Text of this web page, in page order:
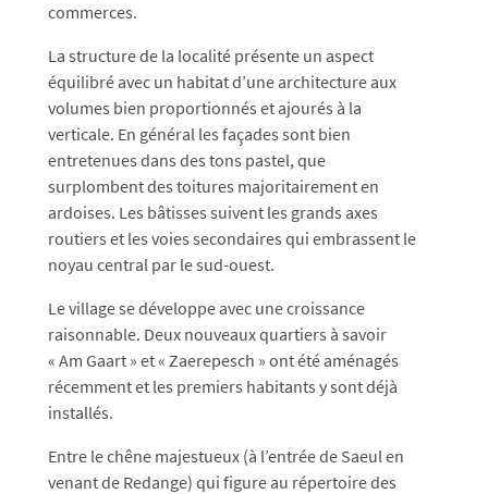
commerces.
La structure de la localité présente un aspect
équilibré avec un habitat d’une architecture aux
volumes bien proportionnés et ajourés à la
verticale. En général les façades sont bien
entretenues dans des tons pastel, que
surplombent des toitures majoritairement en
ardoises. Les bâtisses suivent les grands axes
routiers et les voies secondaires qui embrassent le
noyau central par le sud-ouest.
Le village se développe avec une croissance
raisonnable. Deux nouveaux quartiers à savoir
« Am Gaart » et « Zaerepesch » ont été aménagés
récemment et les premiers habitants y sont déjà
installés.
Entre le chêne majestueux (à l’entrée de Saeul en
venant de Redange) qui figure au répertoire des